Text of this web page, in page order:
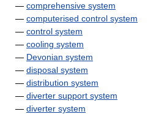
— comprehensive system
— computerised control system
— control system
— cooling system
— Devonian system
— disposal system
— distribution system
— diverter support system
— diverter system